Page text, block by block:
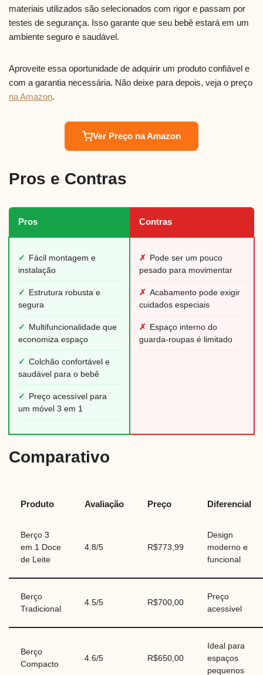
materiais utilizados são selecionados com rigor e passam por
testes de segurança. Isso garante que seu bebê estará em um
ambiente seguro e saudável.
Aproveite essa oportunidade de adquirir um produto confiável e
com a garantia necessária. Não deixe para depois, veja o preço
na Amazon.
Ver Preço na Amazon
Pros e Contras
Pros Contras
✓
Fácil montagem e
instalação
✓
Estrutura robusta e
segura
✓
Multifuncionalidade que
economiza espaço
✓ Colchão confortável e
saudável para o bebê
✓
Preço acessível para
um móvel 3 em 1
✗ Pode ser um pouco
pesado para movimentar
✗ Acabamento pode exigir
cuidados especiais
✗ Espaço interno do
guarda-roupas é limitado
Comparativo
Produto Avaliação Preço Diferencial
Berço 3
em 1 Doce
de Leite
4.8/5 R$773,99
Design
moderno e
funcional
Berço
Tradicional
4.5/5 R$700,00
Preço
acessível
Berço
Compacto
4.6/5 R$650,00
Ideal para
espaços
pequenos